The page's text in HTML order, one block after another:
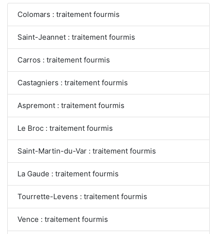
Colomars : traitement fourmis
Saint-Jeannet : traitement fourmis
Carros : traitement fourmis
Castagniers : traitement fourmis
Aspremont : traitement fourmis
Le Broc : traitement fourmis
Saint-Martin-du-Var : traitement fourmis
La Gaude : traitement fourmis
Tourrette-Levens : traitement fourmis
Vence : traitement fourmis